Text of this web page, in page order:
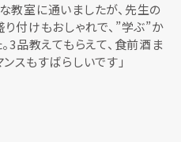
教室に通いましたが、先生の
付けもおしゃれで、”学ぶ”か
3品教えてもらえて、食前酒ま
スもすばらしいです」